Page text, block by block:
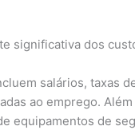
significativa dos
salários, taxas
ao emprego.
equipamentos de